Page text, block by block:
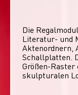
Die
Literatur- und
Aktenordnern,
Schallplatten.
Größen-
skulpturalen